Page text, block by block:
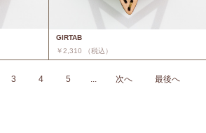
GIRTAB
￥2,310 （税込）
3 4 5 ... 次へ 最後へ